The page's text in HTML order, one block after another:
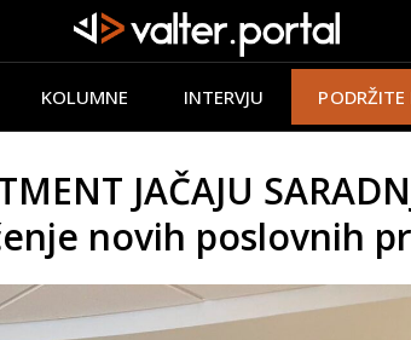
KOLUMNE INTERVJU PODRŽITE
JAČAJU
novih poslovnih